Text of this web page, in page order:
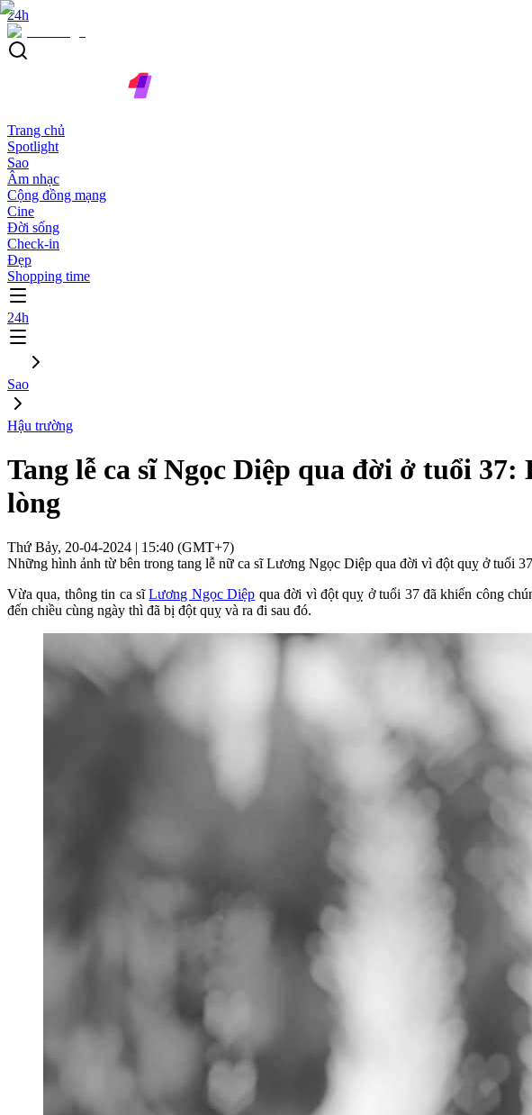
24h
Trang chủ
Spotlight
Sao
Âm nhạc
Cộng đồng mạng
Cine
Đời sống
Check-in
Đẹp
Shopping time
24h
Sao
Hậu trường
Tang lễ ca sĩ Ngọc Diệp qua đời ở tuổi
lòng
Thứ Bảy, 20-04-2024 | 15:40 (GMT+7)
Những hình ảnh từ bên trong tang lễ nữ ca sĩ Lương Ngọc Diệp qua đời vì đột quỵ ở tuổi
Vừa qua, thông tin ca sĩLương Ngọc Diệp qua đời vì đột quỵ ở tuổi 37 đã khiến công
đến chiều cùng ngày thì đã bị đột quỵ và ra đi sau đó.